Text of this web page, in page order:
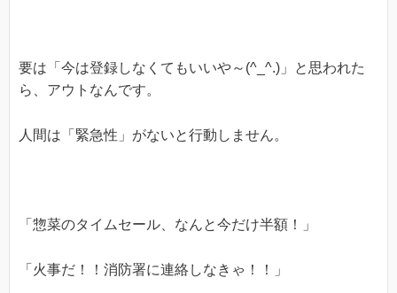
要は「今は登録しなくてもいいや～(^_^.)」と思われた
ら、アウトなんです。
人間は「緊急性」がないと行動しません。
「惣菜のタイムセール、なんと今だけ半額！」
「火事だ！！消防署に連絡しなきゃ！！」